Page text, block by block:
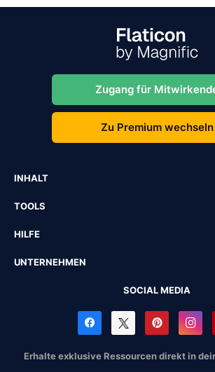
Zugang für
Zu Premium wechseln
INHALT
TOOLS
HILFE
UNTERNEHMEN
SOCIAL MEDIA
Erhalte exklusive Ressourcen direkt in